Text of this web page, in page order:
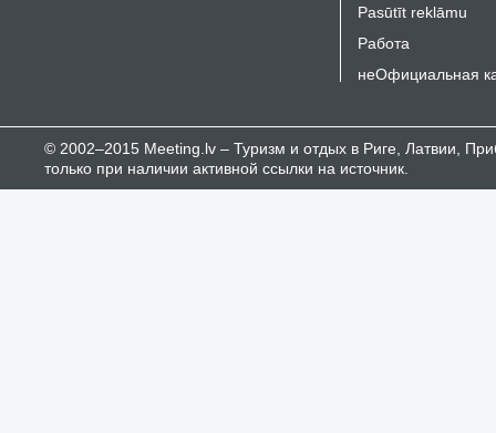
Pasūtīt reklāmu
Работа
неОфициальная
© 2002–2015 Meeting.lv – Туризм и отдых в Риге, Латвии,
только при наличии активной ссылки на источник.